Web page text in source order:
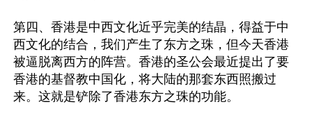
第四、香港是中西文化近乎完美的结晶，得益于中
西文化的结合，我们产生了东方之珠，但今天香港
被逼脱离西方的阵营。香港的圣公会最近提出了要
香港的基督教中国化，将大陆的那套东西照搬过
来。这就是铲除了香港东方之珠的功能。